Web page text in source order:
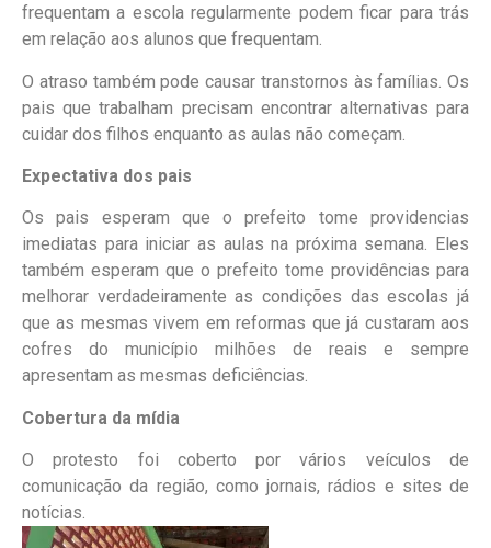
frequentam a escola regularmente podem ficar para trás
em relação aos alunos que frequentam.
O atraso também pode causar transtornos às famílias. Os
pais que trabalham precisam encontrar alternativas para
cuidar dos filhos enquanto as aulas não começam.
Expectativa dos pais
Os pais esperam que o prefeito tome providencias
imediatas para iniciar as aulas na próxima semana. Eles
também esperam que o prefeito tome providências para
melhorar verdadeiramente as condições das escolas já
que as mesmas vivem em reformas que já custaram aos
cofres do município milhões de reais e sempre
apresentam as mesmas deficiências.
Cobertura da mídia
O protesto foi coberto por vários veículos de
comunicação da região, como jornais, rádios e sites de
notícias.